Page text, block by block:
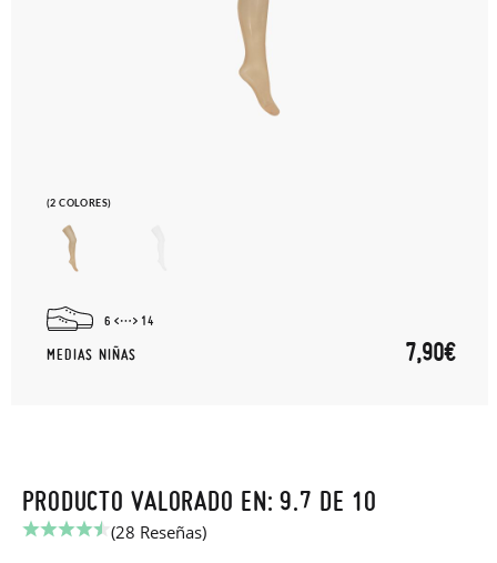
(2 COLORES)
6 14
MEDIAS NIÑAS 7,90€
PRODUCTO VALORADO EN: 9.7 DE 10
(28 Reseñas)